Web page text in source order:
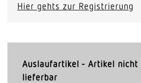
Hier gehts zur Registrierung
Auslaufartikel - Artikel nicht
lieferbar